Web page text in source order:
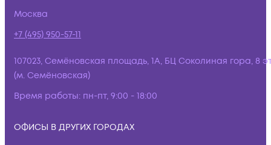
Москва
+7 (495) 950-57-11
107023, Семёновская площадь, 1А, БЦ Соколиная гора, 8
(м. Семёновская)
Время работы: пн-пт, 9:00 - 18:00
ОФИСЫ В ДРУГИХ ГОРОДАХ